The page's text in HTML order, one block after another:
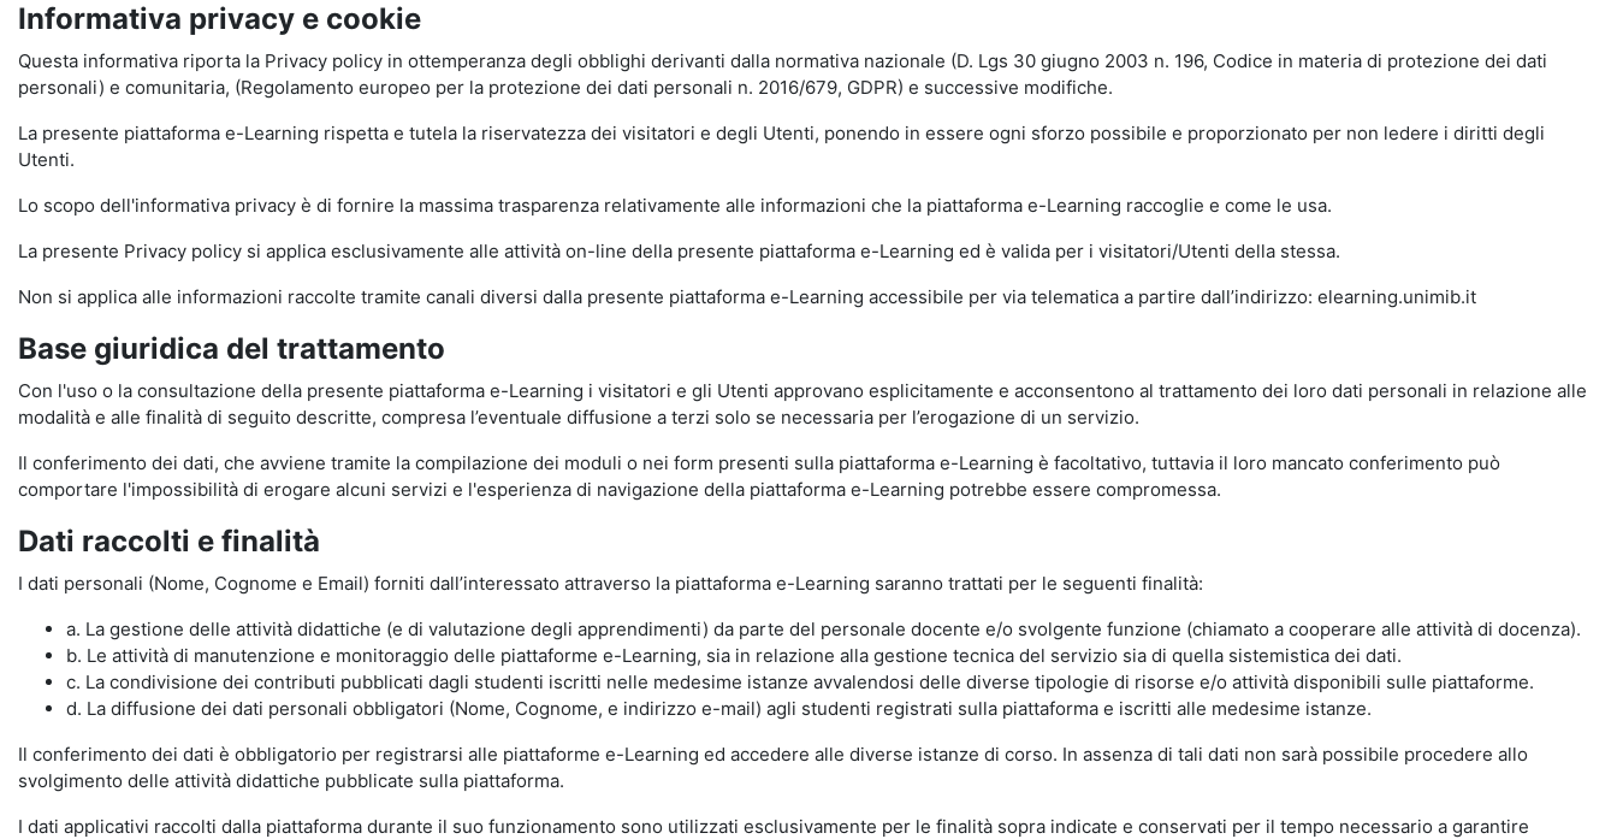
Informativa privacy e cookie
Questa informativa riporta la Privacy policy in ottemperanza degli obblighi derivanti dalla normativa nazionale (D. Lgs 30 giugno 2003 n. 196, Codice in materia di protezione dei dati
personali) e comunitaria, (Regolamento europeo per la protezione dei dati personali n. 2016/679, GDPR) e successive modifiche.
La presente piattaforma e-Learning rispetta e tutela la riservatezza dei visitatori e degli Utenti, ponendo in essere ogni sforzo possibile e proporzionato per non ledere i diritti degli
Utenti.
Lo scopo dell'informativa privacy è di fornire la massima trasparenza relativamente alle informazioni che la piattaforma e-Learning raccoglie e come le usa.
La presente Privacy policy si applica esclusivamente alle attività on-line della presente piattaforma e-Learning ed è valida per i visitatori/Utenti della stessa.
Non si applica alle informazioni raccolte tramite canali diversi dalla presente piattaforma e-Learning accessibile per via telematica a partire dall’indirizzo: elearning.unimib.it
Base giuridica del trattamento
Con l'uso o la consultazione della presente piattaforma e-Learning i visitatori e gli Utenti approvano esplicitamente e acconsentono al trattamento dei loro dati personali in relazione alle
modalità e alle finalità di seguito descritte, compresa l’eventuale diffusione a terzi solo se necessaria per l’erogazione di un servizio.
Il conferimento dei dati, che avviene tramite la compilazione dei moduli o nei form presenti sulla piattaforma e-Learning è facoltativo, tuttavia il loro mancato conferimento può
comportare l'impossibilità di erogare alcuni servizi e l'esperienza di navigazione della piattaforma e-Learning potrebbe essere compromessa.
Dati raccolti e finalità
I dati personali (Nome, Cognome e Email) forniti dall’interessato attraverso la piattaforma e-Learning saranno trattati per le seguenti finalità:
a. La gestione delle attività didattiche (e di valutazione degli apprendimenti) da parte del personale docente e/o svolgente funzione (chiamato a cooperare alle attività di docenza).
b. Le attività di manutenzione e monitoraggio delle piattaforme e-Learning, sia in relazione alla gestione tecnica del servizio sia di quella sistemistica dei dati.
c. La condivisione dei contributi pubblicati dagli studenti iscritti nelle medesime istanze avvalendosi delle diverse tipologie di risorse e/o attività disponibili sulle piattaforme.
d. La diffusione dei dati personali obbligatori (Nome, Cognome, e indirizzo e-mail) agli studenti registrati sulla piattaforma e iscritti alle medesime istanze.
Il conferimento dei dati è obbligatorio per registrarsi alle piattaforme e-Learning ed accedere alle diverse istanze di corso. In assenza di tali dati non sarà possibile procedere allo
svolgimento delle attività didattiche pubblicate sulla piattaforma.
I dati applicativi raccolti dalla piattaforma durante il suo funzionamento sono utilizzati esclusivamente per le finalità sopra indicate e conservati per il tempo necessario a garantire